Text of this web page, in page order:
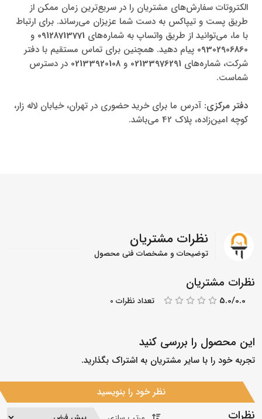
الکتروتات سفارش‌های مشتریان را در سریع‌ترین زمان ممکن از
طریق پست و تیپاکس به دست شما عزیزان می‌رساند. برای ارتباط
با ما، می‌توانید از طریق واتساپ به شماره‌های 09128713771 و
09302906860 پیام دهید. همچنین برای تماس مستقیم با دفتر
شرکت، شماره‌های 02133976291 و 02133920108 در دسترس
شماست.
دفتر مرکزی: آدرس ما برای خرید حضوری در تهران، خیابان لاله‌ زار،
کوچه امین‌زاده، پلاک 42 می‌باشد.
نظرات مشتریان
توضیحات و مشخصات فنی محصول
نظرات مشتریان
5.0/0.0 تعداد نظرات 0
این محصول را بررسی کنید
تجربه خود را با سایر مشتریان به اشتراک بگذارید.
نظر خود را بنویسید
نظرات